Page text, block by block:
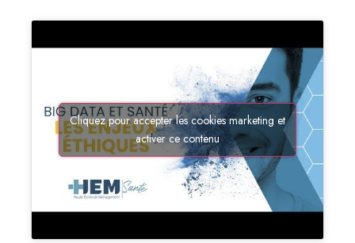
Cliquez pour accepter les cookies marketing et
activer ce contenu